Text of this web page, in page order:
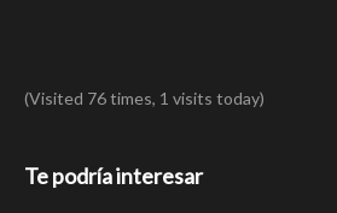
(Visited 76 times, 1 visits today)
Te podría interesar